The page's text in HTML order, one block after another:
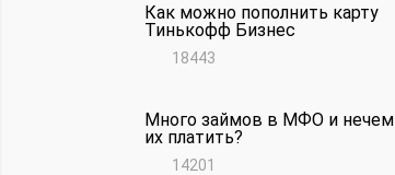
Как можно пополнить карту
Тинькофф Бизнес
18443
Много займов в МФО и нечем
их платить?
14201